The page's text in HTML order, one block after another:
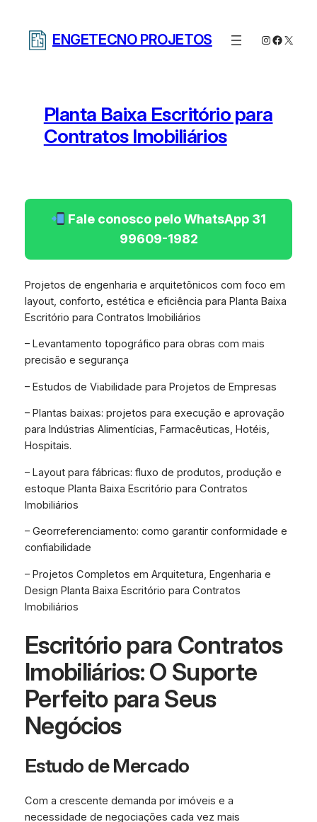
ENGETECNO PROJETOS Instagram
X
Planta Baixa Escritório para
Contratos Imobiliários
Fale conosco pelo WhatsApp 31
99609-1982
Projetos de engenharia e arquitetônicos com foco em
layout, conforto, estética e eficiência para Planta Baixa
Escritório para Contratos Imobiliários
– Levantamento topográfico para obras com mais
precisão e segurança
– Estudos de Viabilidade para Projetos de Empresas
– Plantas baixas: projetos para execução e aprovação
para Indústrias Alimentícias, Farmacêuticas, Hotéis,
Hospitais.
– Layout para fábricas: fluxo de produtos, produção e
estoque Planta Baixa Escritório para Contratos
Imobiliários
– Georreferenciamento: como garantir conformidade e
confiabilidade
– Projetos Completos em Arquitetura, Engenharia e
Design Planta Baixa Escritório para Contratos
Imobiliários
Escritório para Contratos
Imobiliários: O Suporte
Perfeito para Seus
Negócios
Estudo de Mercado
Com a crescente demanda por imóveis e a
necessidade de negociações cada vez mais